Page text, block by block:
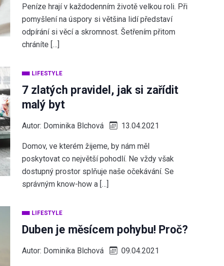
Peníze hrají v každodenním životě velkou roli. Při
pomyšlení na úspory si většina lidí představí
odpírání si věcí a skromnost. Šetřením přitom
chráníte […]
LIFESTYLE
7 zlatých pravidel, jak si zařídit
malý byt
Autor: Dominika Blchová 13.04.2021
Domov, ve kterém žijeme, by nám měl
poskytovat co největší pohodlí. Ne vždy však
dostupný prostor splňuje naše očekávání. Se
správným know-how a […]
LIFESTYLE
Duben je měsícem pohybu! Proč?
Autor: Dominika Blchová 09.04.2021